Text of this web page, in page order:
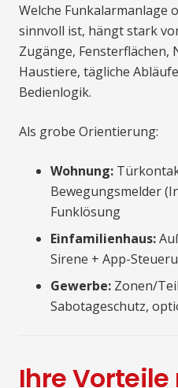
Welche Funkalarmanlage
sinnvoll ist, hängt stark
Zugänge, Fensterflächen,
Haustiere, tägliche
Bedienlogik.
Als grobe Orientierung:
Wohnung:
Bewegungsmelder
Funklösung
Einfamilienhaus:
Sirene + App-
Gewerbe: Zonen/
Sabotageschutz,
Ihre